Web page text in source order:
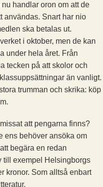
handlar oron om att de
användas. Snart har nio
ska betalas ut.
i oktober, men de kan
under hela året. Från
tecken på att skolor och
än vanligt.
trumman och skrika: köp
att pengarna finns?
ens behöver ansöka om
begära en redan
till exempel Helsingborgs
kronor. Som alltså enbart